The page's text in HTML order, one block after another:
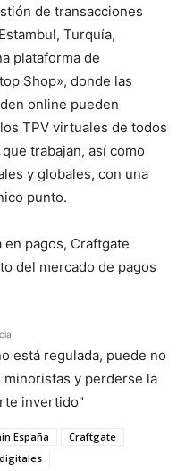
de transacciones
Turquía,
plataforma de
Shop», donde las
online pueden
TPV virtuales de todos
trabajan, así como
y globales, con una
punto.
en pagos, Craftgate
del mercado de pagos
está regulada, puede no
y perderse la
invertido"
España
Craftgate